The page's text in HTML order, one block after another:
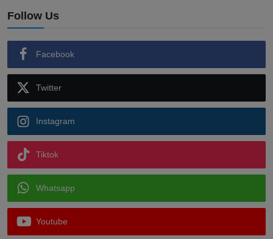
Follow Us
Facebook
Twitter
Instagram
Tiktok
Whatsapp
Youtube